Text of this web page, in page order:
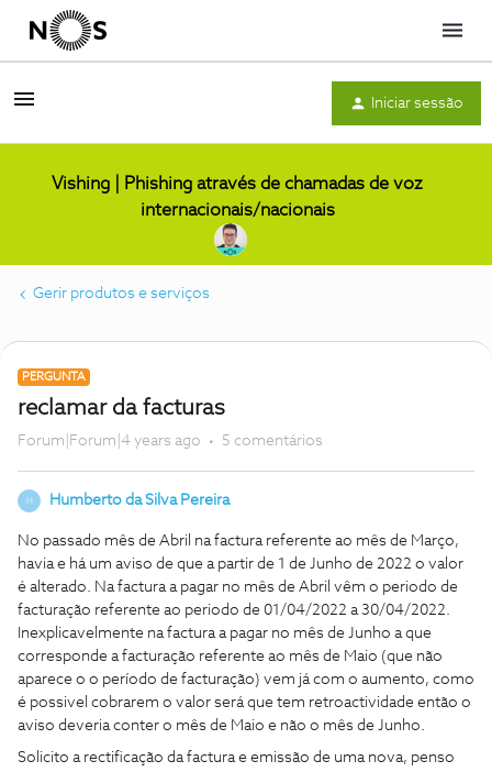
Menu
Iniciar sessão
Vishing | Phishing através de chamadas de voz
internacionais/nacionais
Gerir produtos e serviços
PERGUNTA
reclamar da facturas
Forum|Forum|4 years ago 5 comentários
H Humberto da Silva Pereira
No passado mês de Abril na factura referente ao mês de Março,
havia e há um aviso de que a partir de 1 de Junho de 2022 o valor
é alterado. Na factura a pagar no mês de Abril vêm o periodo de
facturação referente ao periodo de 01/04/2022 a 30/04/2022.
Inexplicavelmente na factura a pagar no mês de Junho a que
corresponde a facturação referente ao mês de Maio (que não
aparece o o período de facturação) vem já com o aumento, como
é possivel cobrarem o valor será que tem retroactividade então o
aviso deveria conter o mês de Maio e não o mês de Junho.
Solicito a rectificação da factura e emissão de uma nova, penso